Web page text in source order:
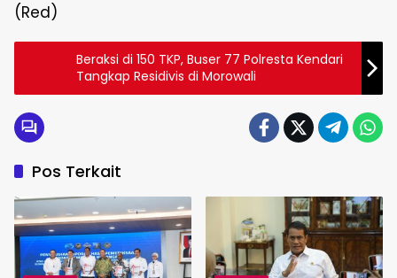
(Red)
Beraksi di 150 TKP, Buser 77 Polresta Kendari
Tangkap Residivis di Morowali
Pos Terkait